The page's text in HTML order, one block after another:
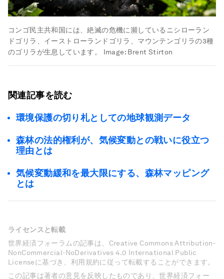
コンゴ民主共和国には、絶滅の危機に瀕しているニシローラン
ドゴリラ、イーストローランドゴリラ、マウンテンゴリラの3種
のゴリラが生息しています。
Image: Brent Stirton
関連記事を読む
環境保護の切り札としての地球観測データ
森林の法的権利が、気候変動との戦いに役立つ
理由とは
気候変動緩和を最大限にする、森林マッピング
とは
ライセンスと転載
世界経済フォーラムの記事は、Creative Commons Attribution-
NonCommercial-NoDerivatives 4.0 International Public
Licenseに基づき、利用規約に従って転載することができます。
この記事は著者の意見を反映したものであり、世界経済フォー